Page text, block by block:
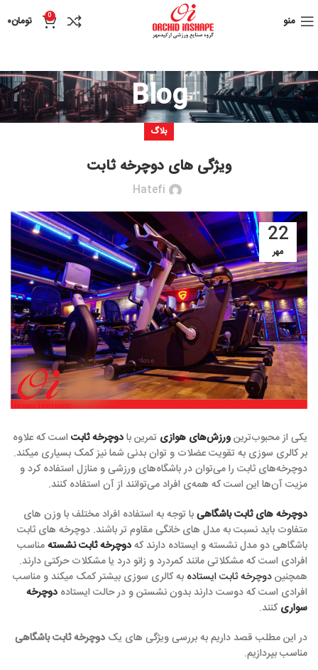
منو 0 تومان۰
Blog
بلاگ
ویژگی های دوچرخه ثابت
Hatefi
22
مهر
یکی از محبوب‌ترینورزش‌های هوازی تمرین بادوچرخه ثابت است که علاوه
بر کالری سوزی به تقویت عضلات و توان بدنی شما نیز کمک بسیاری میکند.
دوچرخه‌های ثابت را می‌توان در باشگاه‌های ورزشی و منازل استفاده کرد و
مزیت آن‌ها این است که همه‌ی افراد می‌توانند از آن استفاده کنند.
دوچرخه های ثابت باشگاهیبا توجه به استفاده افراد مختلف با وزن های
متفاوت باید نسبت به مدل های خانگی مقاوم تر باشند. دوچرخه های ثابت
باشگاهی دو مدل نشسته و ایستاده دارند کهدوچرخه ثابت نشستهمناسب
افرادی است که مشکلاتی مانند کمردرد و زانو درد یا مشکلات حرکتی دارند.
همچنیندوچرخه ثابت ایستاده به کالری سوزی بیشتر کمک میکند و مناسب
افرادی است که دوست دارند بدون نشستن و در حالت ایستاده دوچرخه
سواری کنند.
در این مطلب قصد داریم به بررسی ویژگی های یک دوچرخه ثابت باشگاهی
مناسب بپردازیم.